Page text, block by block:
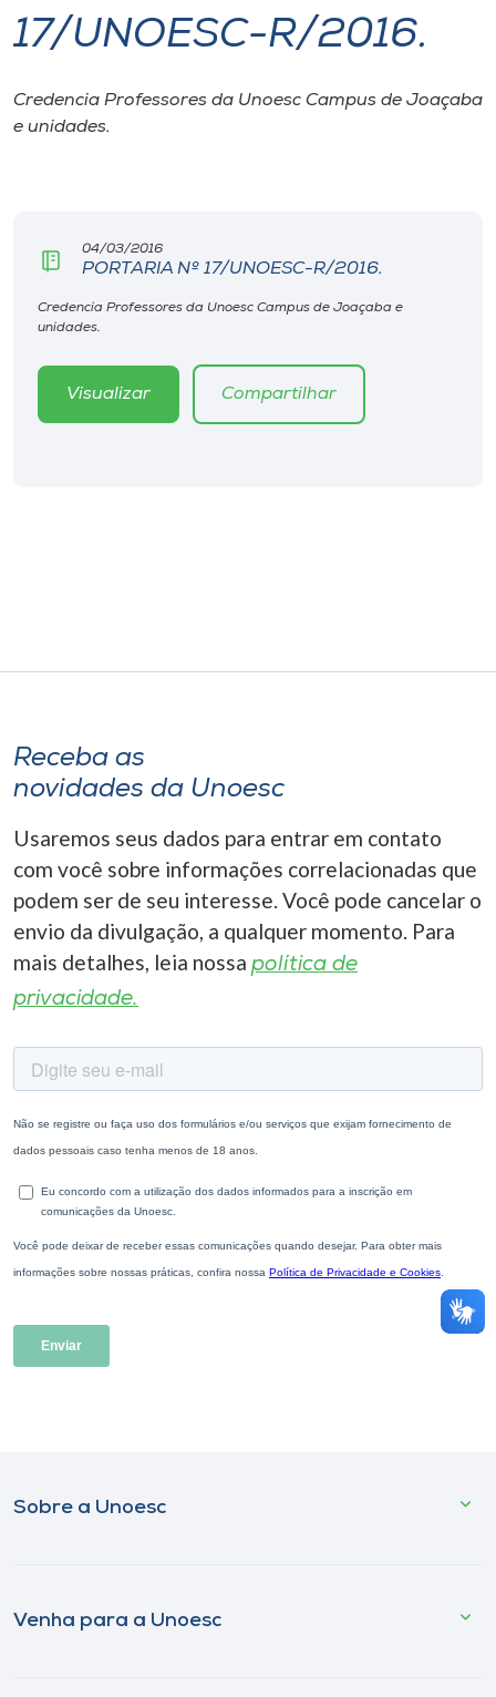
I.nova
Diplomados
CPA
Biblioteca
Editora
A-
17/UNOESC-R/2016.
Credencia Professores da Unoesc Campus de Joaçaba
e unidades.
04/03/2016
PORTARIA Nº 17/UNOESC-R/2016.
Credencia Professores da Unoesc Campus de Joaçaba e
unidades.
Visualizar Compartilhar
Receba as
novidades da Unoesc
Usaremos seus dados para entrar em contato
com você sobre informações correlacionadas que
podem ser de seu interesse. Você pode cancelar o
envio da divulgação, a qualquer momento. Para
mais detalhes, leia nossa política de
privacidade.
Sobre a Unoesc
Venha para a Unoesc